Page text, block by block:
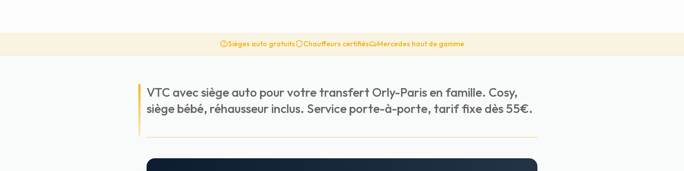
Sièges auto gratuits Chauffeurs certifiés Mercedes haut de gamme
VTC avec siège auto pour votre transfert Orly-Paris en famille. Cosy,
siège bébé, réhausseur inclus. Service porte-à-porte, tarif fixe dès 55€.